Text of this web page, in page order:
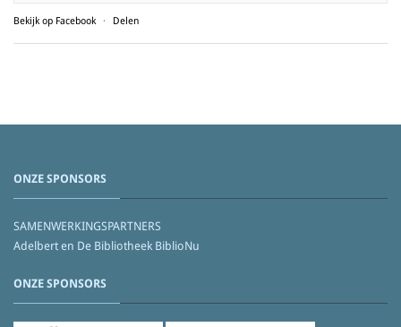
Bekijk op Facebook · Delen
ONZE SPONSORS
SAMENWERKINGSPARTNERS
Adelbert en De Bibliotheek BiblioNu
ONZE SPONSORS